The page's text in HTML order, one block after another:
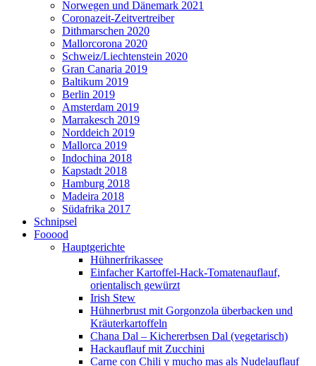
Norwegen und Dänemark 2021
Coronazeit-Zeitvertreiber
Dithmarschen 2020
Mallorcorona 2020
Schweiz/Liechtenstein 2020
Gran Canaria 2019
Baltikum 2019
Berlin 2019
Amsterdam 2019
Marrakesch 2019
Norddeich 2019
Mallorca 2019
Indochina 2018
Kapstadt 2018
Hamburg 2018
Madeira 2018
Südafrika 2017
Schnipsel
Fooood
Hauptgerichte
Hühnerfrikassee
Einfacher Kartoffel-Hack-Tomatenauflauf,
orientalisch gewürzt
Irish Stew
Hühnerbrust mit Gorgonzola überbacken und
Kräuterkartoffeln
Chana Dal – Kichererbsen Dal (vegetarisch)
Hackauflauf mit Zucchini
Carne con Chili y mucho mas als Nudelauflauf